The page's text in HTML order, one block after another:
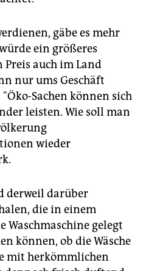
gäbe es mehr
ein größeres
Preis auch im Land
nur ums Geschäft
Sachen können sich
leisten. Wie soll man
wieder
derweil darüber
die in einem
Waschmaschine gelegt
können, ob die Wäsche
mit herkömmlichen